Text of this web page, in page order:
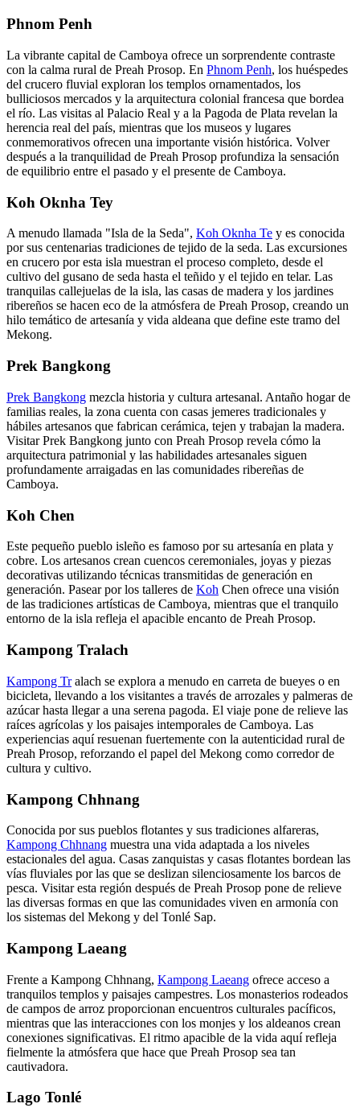
Phnom Penh
La vibrante capital de Camboya ofrece un sorprendente contraste
con la calma rural de Preah Prosop. En Phnom Penh, los huéspedes
del crucero fluvial exploran los templos ornamentados, los
bulliciosos mercados y la arquitectura colonial francesa que bordea
el río. Las visitas al Palacio Real y a la Pagoda de Plata revelan la
herencia real del país, mientras que los museos y lugares
conmemorativos ofrecen una importante visión histórica. Volver
después a la tranquilidad de Preah Prosop profundiza la sensación
de equilibrio entre el pasado y el presente de Camboya.
Koh Oknha Tey
A menudo llamada "Isla de la Seda", Koh Oknha Te y es conocida
por sus centenarias tradiciones de tejido de la seda. Las excursiones
en crucero por esta isla muestran el proceso completo, desde el
cultivo del gusano de seda hasta el teñido y el tejido en telar. Las
tranquilas callejuelas de la isla, las casas de madera y los jardines
ribereños se hacen eco de la atmósfera de Preah Prosop, creando un
hilo temático de artesanía y vida aldeana que define este tramo del
Mekong.
Prek Bangkong
Prek Bangkong mezcla historia y cultura artesanal. Antaño hogar de
familias reales, la zona cuenta con casas jemeres tradicionales y
hábiles artesanos que fabrican cerámica, tejen y trabajan la madera.
Visitar Prek Bangkong junto con Preah Prosop revela cómo la
arquitectura patrimonial y las habilidades artesanales siguen
profundamente arraigadas en las comunidades ribereñas de
Camboya.
Koh Chen
Este pequeño pueblo isleño es famoso por su artesanía en plata y
cobre. Los artesanos crean cuencos ceremoniales, joyas y piezas
decorativas utilizando técnicas transmitidas de generación en
generación. Pasear por los talleres de Koh Chen ofrece una visión
de las tradiciones artísticas de Camboya, mientras que el tranquilo
entorno de la isla refleja el apacible encanto de Preah Prosop.
Kampong Tralach
Kampong Tralach se explora a menudo en carreta de bueyes o en
bicicleta, llevando a los visitantes a través de arrozales y palmeras de
azúcar hasta llegar a una serena pagoda. El viaje pone de relieve las
raíces agrícolas y los paisajes intemporales de Camboya. Las
experiencias aquí resuenan fuertemente con la autenticidad rural de
Preah Prosop, reforzando el papel del Mekong como corredor de
cultura y cultivo.
Kampong Chhnang
Conocida por sus pueblos flotantes y sus tradiciones alfareras,
Kampong Chhnang muestra una vida adaptada a los niveles
estacionales del agua. Casas zanquistas y casas flotantes bordean las
vías fluviales por las que se deslizan silenciosamente los barcos de
pesca. Visitar esta región después de Preah Prosop pone de relieve
las diversas formas en que las comunidades viven en armonía con
los sistemas del Mekong y del Tonlé Sap.
Kampong Laeang
Frente a Kampong Chhnang, Kampong Laeang ofrece acceso a
tranquilos templos y paisajes campestres. Los monasterios rodeados
de campos de arroz proporcionan encuentros culturales pacíficos,
mientras que las interacciones con los monjes y los aldeanos crean
conexiones significativas. El ritmo apacible de la vida aquí refleja
fielmente la atmósfera que hace que Preah Prosop sea tan
cautivadora.
Lago Tonlé